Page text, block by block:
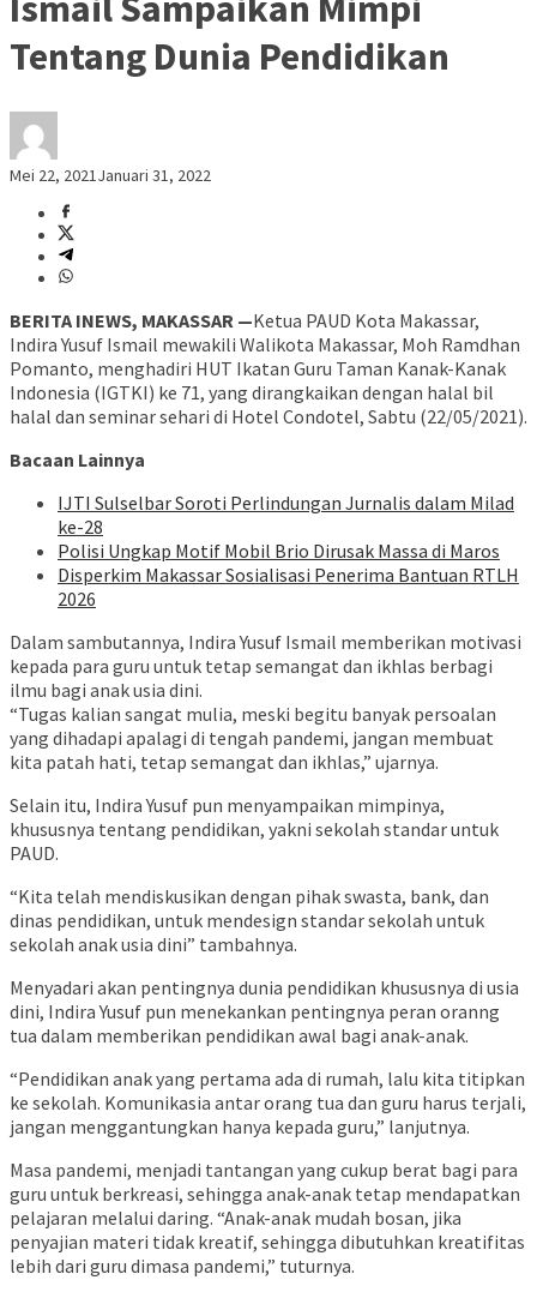
Tentang Dunia Pendidikan
Mei 22, 2021Januari 31, 2022
BERITA INEWS, MAKASSAR —Ketua PAUD Kota Makassar,
Indira Yusuf Ismail mewakili Walikota Makassar, Moh Ramdhan
Pomanto, menghadiri HUT Ikatan Guru Taman Kanak-Kanak
Indonesia (IGTKI) ke 71, yang dirangkaikan dengan halal bil
halal dan seminar sehari di Hotel Condotel, Sabtu (22/05/2021).
Bacaan Lainnya
IJTI Sulselbar Soroti Perlindungan Jurnalis dalam Milad
ke-28
Polisi Ungkap Motif Mobil Brio Dirusak Massa di Maros
Disperkim Makassar Sosialisasi Penerima Bantuan RTLH
2026
Dalam sambutannya, Indira Yusuf Ismail memberikan motivasi
kepada para guru untuk tetap semangat dan ikhlas berbagi
ilmu bagi anak usia dini.
“Tugas kalian sangat mulia, meski begitu banyak persoalan
yang dihadapi apalagi di tengah pandemi, jangan membuat
kita patah hati, tetap semangat dan ikhlas,” ujarnya.
Selain itu, Indira Yusuf pun menyampaikan mimpinya,
khususnya tentang pendidikan, yakni sekolah standar untuk
PAUD.
“Kita telah mendiskusikan dengan pihak swasta, bank, dan
dinas pendidikan, untuk mendesign standar sekolah untuk
sekolah anak usia dini” tambahnya.
Menyadari akan pentingnya dunia pendidikan khususnya di usia
dini, Indira Yusuf pun menekankan pentingnya peran oranng
tua dalam memberikan pendidikan awal bagi anak-anak.
“Pendidikan anak yang pertama ada di rumah, lalu kita titipkan
ke sekolah. Komunikasia antar orang tua dan guru harus terjali,
jangan menggantungkan hanya kepada guru,” lanjutnya.
Masa pandemi, menjadi tantangan yang cukup berat bagi para
guru untuk berkreasi, sehingga anak-anak tetap mendapatkan
pelajaran melalui daring. “Anak-anak mudah bosan, jika
penyajian materi tidak kreatif, sehingga dibutuhkan kreatifitas
lebih dari guru dimasa pandemi,” tuturnya.